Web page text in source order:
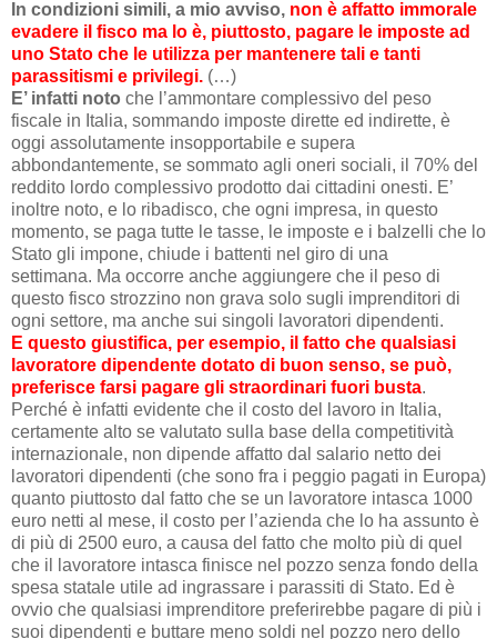
In condizioni simili, a mio avviso, non è affatto immorale
evadere il fisco ma lo è, piuttosto, pagare le imposte ad
uno Stato che le utilizza per mantenere tali e tanti
parassitismi e privilegi. (…)
E’ infatti noto che l’ammontare complessivo del peso
fiscale in Italia, sommando imposte dirette ed indirette, è
oggi assolutamente insopportabile e supera
abbondantemente, se sommato agli oneri sociali, il 70% del
reddito lordo complessivo prodotto dai cittadini onesti. E’
inoltre noto, e lo ribadisco, che ogni impresa, in questo
momento, se paga tutte le tasse, le imposte e i balzelli che lo
Stato gli impone, chiude i battenti nel giro di una
settimana. Ma occorre anche aggiungere che il peso di
questo fisco strozzino non grava solo sugli imprenditori di
ogni settore, ma anche sui singoli lavoratori dipendenti.
E questo giustifica, per esempio, il fatto che qualsiasi
lavoratore dipendente dotato di buon senso, se può,
preferisce farsi pagare gli straordinari fuori busta.
Perché è infatti evidente che il costo del lavoro in Italia,
certamente alto se valutato sulla base della competitività
internazionale, non dipende affatto dal salario netto dei
lavoratori dipendenti (che sono fra i peggio pagati in Europa)
quanto piuttosto dal fatto che se un lavoratore intasca 1000
euro netti al mese, il costo per l’azienda che lo ha assunto è
di più di 2500 euro, a causa del fatto che molto più di quel
che il lavoratore intasca finisce nel pozzo senza fondo della
spesa statale utile ad ingrassare i parassiti di Stato. Ed è
ovvio che qualsiasi imprenditore preferirebbe pagare di più i
suoi dipendenti e buttare meno soldi nel pozzo nero dello